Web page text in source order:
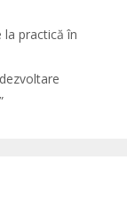
la practică în